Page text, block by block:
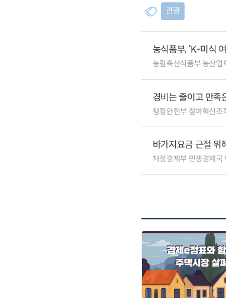
관광
농식품부, ‘K-미식
농림축산식품부 농산
경비는 줄이고 만족
행정안전부 참여혁신조
바가지요금 근절 위
재정경제부 민생경제국